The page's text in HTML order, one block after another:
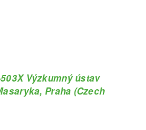
Výzkumný ústav
Praha (Czech